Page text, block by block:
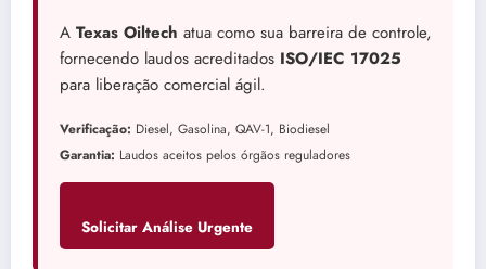
A Texas Oiltech atua como sua barreira de controle,
fornecendo laudos acreditados ISO/IEC 17025
para liberação comercial ágil.
Verificação: Diesel, Gasolina, QAV-1, Biodiesel
Garantia: Laudos aceitos pelos órgãos reguladores
Solicitar Análise Urgente